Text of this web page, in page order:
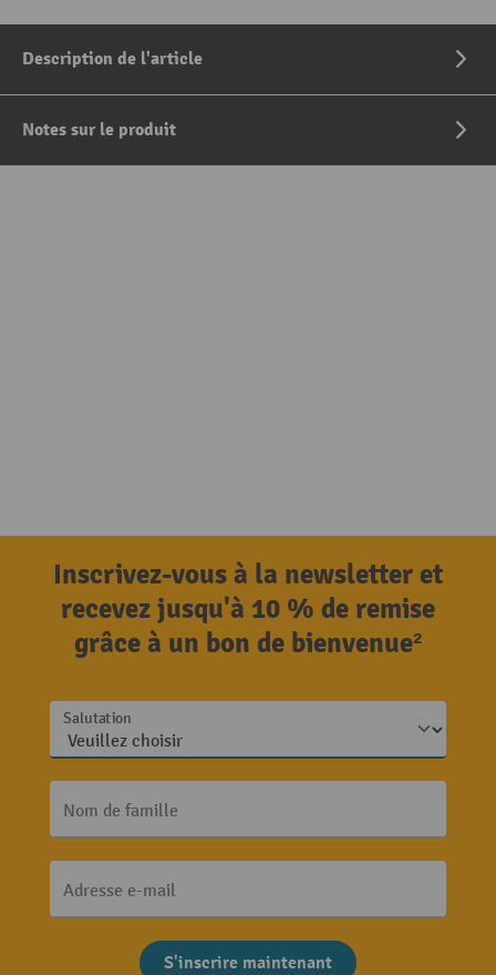
Description de l'article
Notes sur le produit
Inscrivez-vous à la newsletter et
recevez jusqu'à 10 % de remise
grâce à un bon de bienvenue²
Salutation
Nom de famille
Adresse e-mail
S'inscrire maintenant